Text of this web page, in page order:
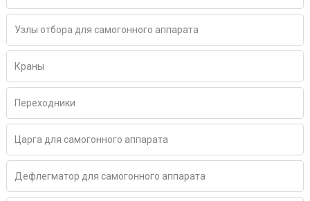
Узлы отбора для самогонного аппарата
Краны
Переходники
Царга для самогонного аппарата
Дефлегматор для самогонного аппарата